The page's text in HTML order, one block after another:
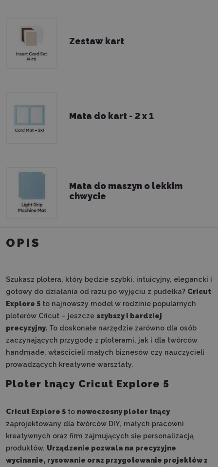
Zestaw kart
Mata do kart - 2 x 1
Mata do maszyn o lekkim
chwycie
OPIS
Szukasz plotera, który będzie szybki, intuicyjny, elegancki i
gotowy do działania od razu po wyjęciu z pudełka? Cricut
Explore 5 to najnowszy model w rodzinie popularnych
ploterów Cricut – jeszcze szybszy i bardziej
precyzyjny. To doskonałe narzędzie zarówno dla osób
zaczynających przygodę z ploterami, jak i dla twórców
handmade, właścicieli małych biznesów czy nauczycieli
prowadzących kreatywne warsztaty.
Ploter tnący Cricut Explore 5
Cricut Explore 5 to nowoczesny ploter tnący
zaprojektowany dla twórców DIY, małych pracowni
kreatywnych oraz firm zajmujących się personalizacją
produktów. Urządzenie pozwala na precyzyjne
wycinanie, rysowanie oraz przygotowanie projektów z